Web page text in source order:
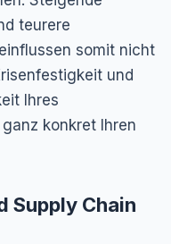
teurere
somit nicht
und
Ihres
konkret Ihren
Supply Chain